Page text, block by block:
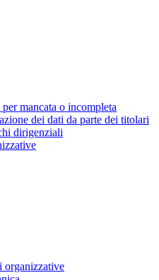
mancata o incompleta
dei dati da parte dei titolari
dirigenziali
organizzative